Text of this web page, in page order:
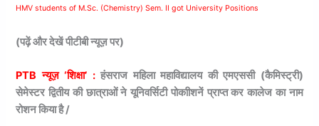
HMV students of M.Sc. (Chemistry) Sem. II got University Positions
(पढ़ें और देखें पीटीबी न्यूज़ पर)
PTB न्यूज़ ‘शिक्षा’ :हंसराज महिला महाविद्यालय की एमएससी (कैमिस्ट्री)
सेमेस्टर द्वितीय की छात्राओं ने यूनिवर्सिटी पोकाीशनें प्राप्त कर कालेज का नाम
रोशन किया है /